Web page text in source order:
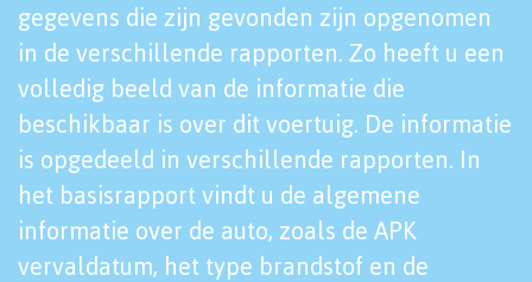
gegevens die zijn gevonden zijn opgenomen
in de verschillende rapporten. Zo heeft u een
volledig beeld van de informatie die
beschikbaar is over dit voertuig. De informatie
is opgedeeld in verschillende rapporten. In
het basisrapport vindt u de algemene
informatie over de auto, zoals de APK
vervaldatum, het type brandstof en de